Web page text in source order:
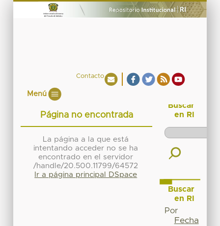
Contacto
Menú
Página no encontrada
La página a la que está
intentando acceder no se ha
encontrado en el servidor
/handle/20.500.11799/64572
Ir a página principal DSpace
Buscar
en RI
Buscar
en RI
Por
Fecha